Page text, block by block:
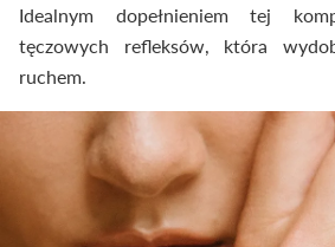
Idealnym dopełnieniem tej
tęczowych refleksów, która
ruchem.